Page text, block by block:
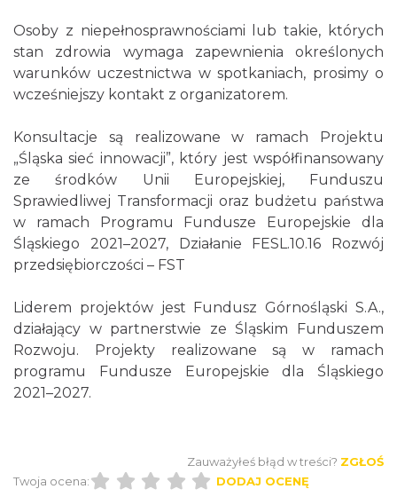
Osoby z niepełnosprawnościami lub takie, których
stan zdrowia wymaga zapewnienia określonych
warunków uczestnictwa w spotkaniach, prosimy o
wcześniejszy kontakt z organizatorem.
Konsultacje są realizowane w ramach Projektu
„Śląska sieć innowacji”, który jest współfinansowany
ze środków Unii Europejskiej, Funduszu
Sprawiedliwej Transformacji oraz budżetu państwa
w ramach Programu Fundusze Europejskie dla
Śląskiego 2021–2027, Działanie FESL.10.16 Rozwój
przedsiębiorczości – FST
Liderem projektów jest Fundusz Górnośląski S.A.,
działający w partnerstwie ze Śląskim Funduszem
Rozwoju. Projekty realizowane są w ramach
programu Fundusze Europejskie dla Śląskiego
2021–2027.
Zauważyłeś błąd w treści? ZGŁOŚ
Twoja ocena:
DODAJ OCENĘ